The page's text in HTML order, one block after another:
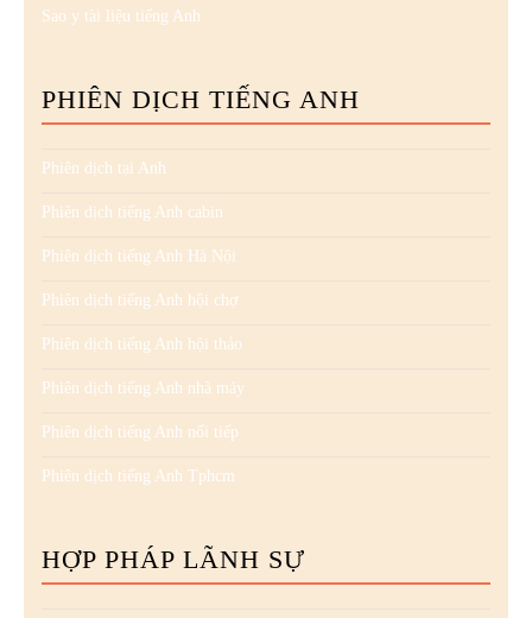
Sao y tài liệu tiếng Anh
PHIÊN DỊCH TIẾNG ANH
Phiên dịch tại Anh
Phiên dịch tiếng Anh cabin
Phiên dịch tiếng Anh Hà Nội
Phiên dịch tiếng Anh hội chợ
Phiên dịch tiếng Anh hội thảo
Phiên dịch tiếng Anh nhà máy
Phiên dịch tiếng Anh nối tiếp
Phiên dịch tiếng Anh Tphcm
HỢP PHÁP LÃNH SỰ